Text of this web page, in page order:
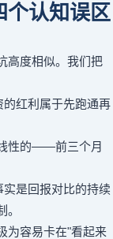
个认知误区
高度相似。我们把
红利属于先跑通再
性的——前三个月
是回报对比的持续
为容易卡在"看起来